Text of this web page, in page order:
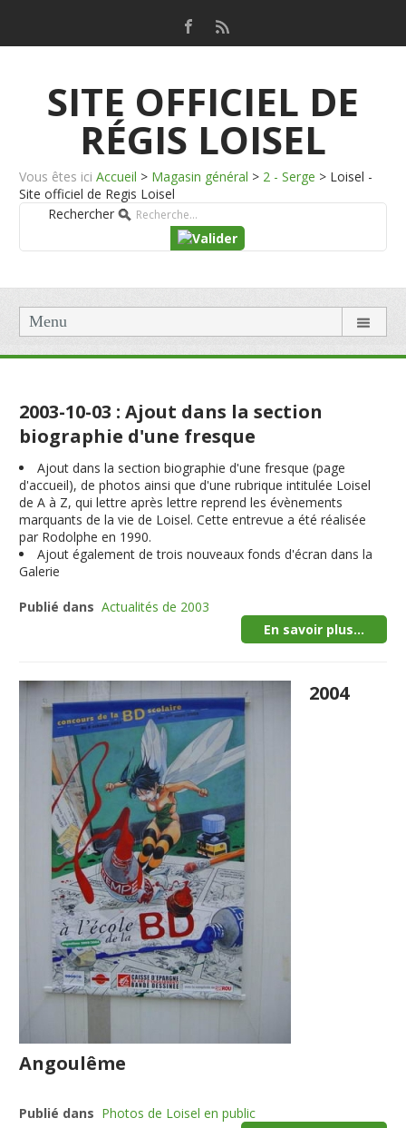
SITE OFFICIEL DE
RÉGIS LOISEL
Vous êtes ici Accueil > Magasin général > 2 - Serge > Loisel -
Site officiel de Regis Loisel
Rechercher
Menu
2003-10-03 : Ajout dans la section
biographie d'une fresque
Ajout dans la section biographie d'une fresque (page
d'accueil), de photos ainsi que d'une rubrique intitulée Loisel
de A à Z, qui lettre après lettre reprend les évènements
marquants de la vie de Loisel. Cette entrevue a été réalisée
par Rodolphe en 1990.
Ajout également de trois nouveaux fonds d'écran dans la
Galerie
Publié dans Actualités de 2003
En savoir plus...
2004
Angoulême
Publié dans Photos de Loisel en public